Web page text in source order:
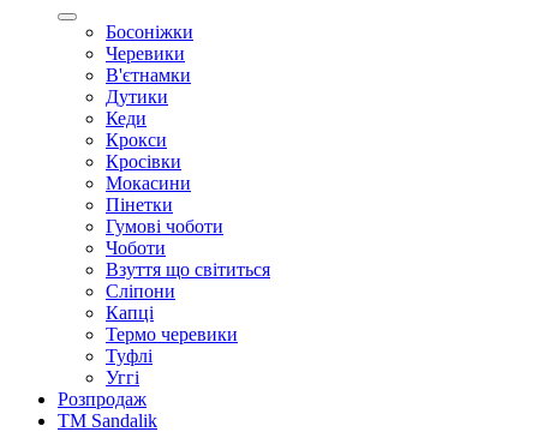
Босоніжки
Черевики
В'єтнамки
Дутики
Кеди
Крокси
Кросівки
Мокасини
Пінетки
Гумові чоботи
Чоботи
Взуття що світиться
Сліпони
Капці
Термо черевики
Туфлі
Уггі
Розпродаж
TM Sandalik